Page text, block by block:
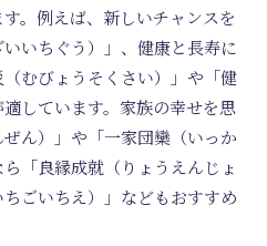
。例えば、新しいチャンスを
いちぐう）」、健康と長寿に
むびょうそくさい）」や「健
しています。家族の幸せを思
ん）」や「一家団欒（いっか
「良縁成就（りょうえんじょ
ごいちえ）」などもおすすめ